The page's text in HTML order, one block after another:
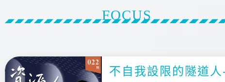
FOCUS
不自我設限的隧道